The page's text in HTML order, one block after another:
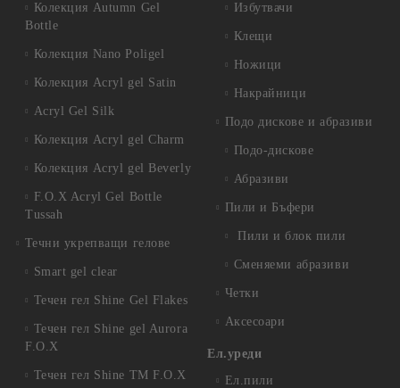
Колекция Autumn Gel
Bottle
Колекция Nano Poligel
Колекция Acryl gel Satin
Acryl Gel Silk
Колекция Acryl gel Charm
Колекция Acryl gel Beverly
F.O.X Acryl Gel Bottle
Tussah
Течни укрепващи гелове
Smart gel clear
Течен гел Shine Gel Flakes
Течен гел Shine gel Aurora
F.O.X
Течен гел Shine TM F.O.X
Избутвачи
Клещи
Ножици
Накрайници
Подо дискове и абразиви
Подо-дискове
Абразиви
Пили и Бъфери
Пили и блок пили
Сменяеми абразиви
Четки
Аксесоари
Ел.уреди
Ел.пили